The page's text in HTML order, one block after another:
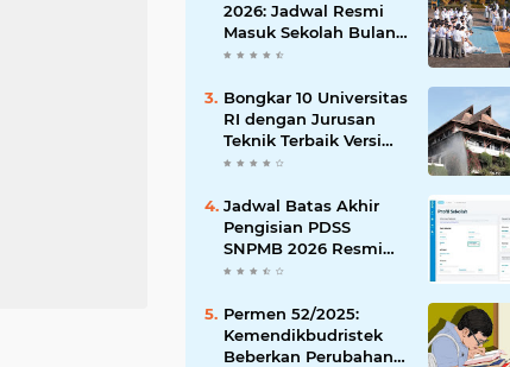
2026: Jadwal Resmi
Masuk Sekolah Bulan
Januari di Berbagai
Bongkar 10 Universitas
RI dengan Jurusan
Teknik Terbaik Versi
The WUR 2026
Jadwal Batas Akhir
Pengisian PDSS
SNPMB 2026 Resmi
Dirilis
Permen 52/2025:
Kemendikbudristek
Beberkan Perubahan